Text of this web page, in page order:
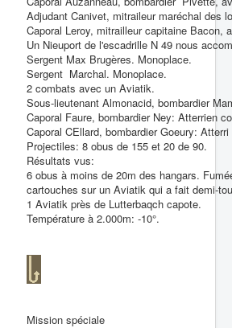
Adjudant Canivet, mitraileur maréchal des
Caporal Leroy, mitrailleur capitaine Bacon,
Un Nieuport de l'escadrille N 49 nous
Sergent Max Brugères. Monoplace.
Sergent Marchal. Monoplace.
2 combats avec un Aviatik.
Sous-lieutenant Almonacid, bombardier
Caporal Faure, bombardier Ney: Atterrien
Caporal CEllard, bombardier Goeury:
Projectiles: 8 obus de 155 et 20 de 90.
Résultats vus:
6 obus à moins de 20m des hangars.
cartouches sur un Aviatik qui a fait demi-
1 Aviatik près de Lutterbaqch capote.
Température à 2.000m: -10°.
Mission spéciale